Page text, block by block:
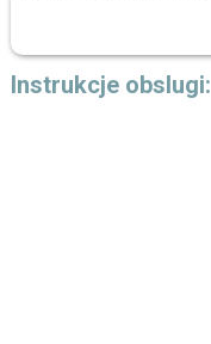
Instrukcje obslugi: